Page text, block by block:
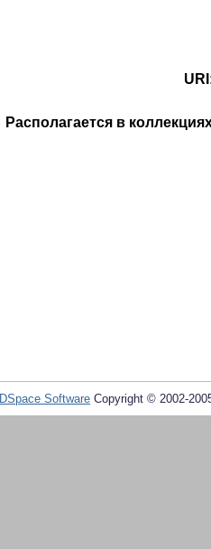
Располагается в
DSpace Software Copyright © 2002-